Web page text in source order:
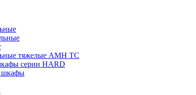
тяжелые AMH TC
серии HARD
шкафы